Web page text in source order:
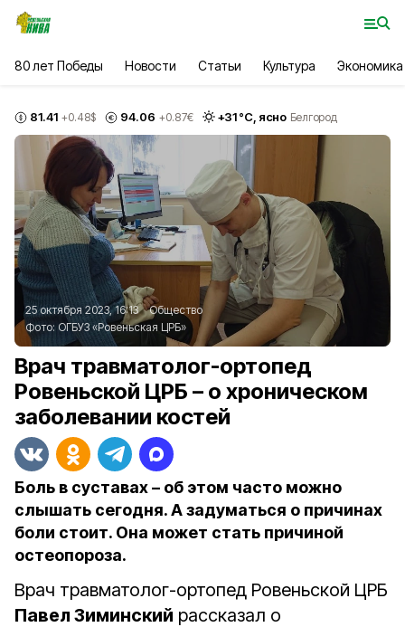
80 лет Победы Новости Статьи Культура Экономика
81.41 +0.48$ 94.06 +0.87€ +31°С, ясно Белгород
25 октября 2023, 16:13
Общество
Фото: ОГБУЗ «Ровеньская ЦРБ»
Врач травматолог-ортопед
Ровеньской ЦРБ – о хроническом
заболевании костей
Боль в суставах – об этом часто можно
слышать сегодня. А задуматься о причинах
боли стоит. Она может стать причиной
остеопороза.
Врач травматолог-ортопед Ровеньской ЦРБ
Павел Зиминский рассказал о